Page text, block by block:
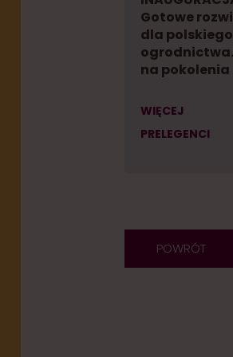
Gotowe
dla polskiego
na pokolenia
WIĘCEJ
PRELEGENCI
POWRÓT